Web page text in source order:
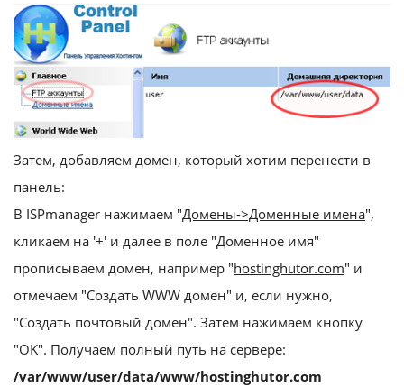
Затем, добавляем домен, который хотим перенести в
панель:
В ISPmanager нажимаем "Домены->Доменные имена",
кликаем на '+' и далее в поле "Доменное имя"
прописываем домен, например "hostinghutor.com" и
отмечаем "Создать WWW домен" и, если нужно,
"Создать почтовый домен". Затем нажимаем кнопку
"OK". Получаем полный путь на сервере:
/var/www/user/data/www/hostinghutor.com